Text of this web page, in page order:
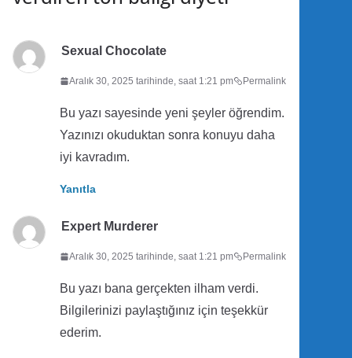
Sexual Chocolate
Aralık 30, 2025 tarihinde, saat 1:21 pm Permalink
Bu yazı sayesinde yeni şeyler öğrendim.
Yazınızı okuduktan sonra konuyu daha
iyi kavradım.
Yanıtla
Expert Murderer
Aralık 30, 2025 tarihinde, saat 1:21 pm Permalink
Bu yazı bana gerçekten ilham verdi.
Bilgilerinizi paylaştığınız için teşekkür
ederim.